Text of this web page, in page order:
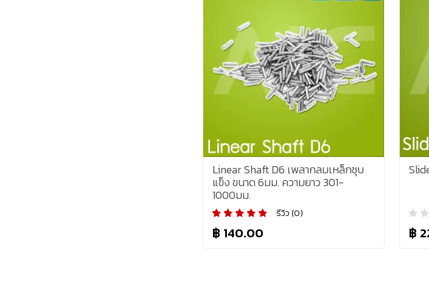
Linear Shaft D6 เพลากลมเหล็กชุบ
แข็ง ขนาด 6มม. ความยาว 301-
1000มม.
รีวิว (0)
฿ 140.00 ฿